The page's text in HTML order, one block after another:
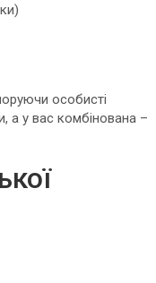
особисті
а у вас комбінована –